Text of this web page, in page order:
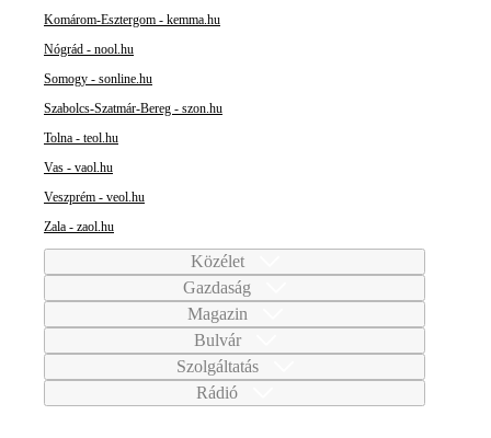
Komárom-Esztergom - kemma.hu
Nógrád - nool.hu
Somogy - sonline.hu
Szabolcs-Szatmár-Bereg - szon.hu
Tolna - teol.hu
Vas - vaol.hu
Veszprém - veol.hu
Zala - zaol.hu
Közélet
Gazdaság
Magazin
Bulvár
Szolgáltatás
Rádió